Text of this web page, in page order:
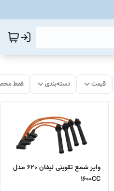
قیمت دسته‌بندی فقط
وایر شمع تقویتی لیفان 620 مدل
1600CC